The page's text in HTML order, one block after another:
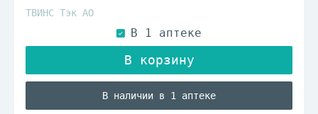
ТВИНС Тэк АО
В наличии в 1 аптеке